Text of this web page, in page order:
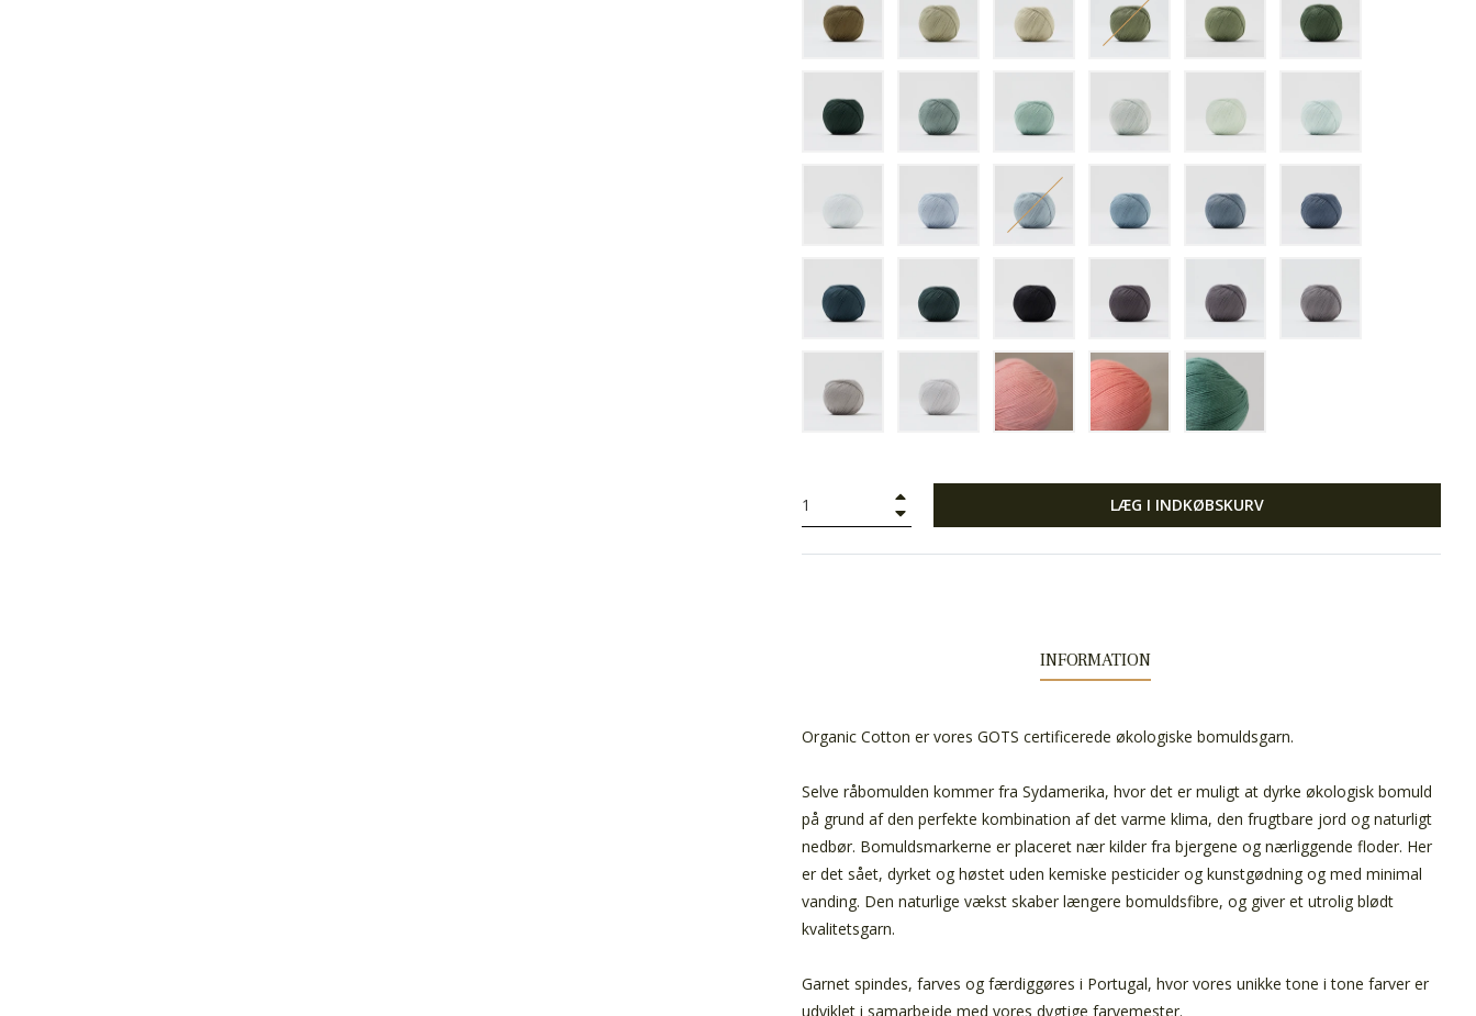
LÆG I INDKØBSKURV
INFORMATION
Organic Cotton er vores GOTS certificerede økologiske bomuldsgarn.
Selve råbomulden kommer fra Sydamerika, hvor det er muligt at dyrke økologisk bomuld
på grund af den perfekte kombination af det varme klima, den frugtbare jord og naturligt
nedbør. Bomuldsmarkerne er placeret nær kilder fra bjergene og nærliggende floder. Her
er det sået, dyrket og høstet uden kemiske pesticider og kunstgødning og med minimal
vanding. Den naturlige vækst skaber længere bomuldsfibre, og giver et utrolig blødt
kvalitetsgarn.
Garnet spindes, farves og færdiggøres i Portugal, hvor vores unikke tone i tone farver er
udviklet i samarbejde med vores dygtige farvemester.